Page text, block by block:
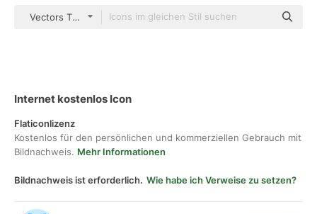
Vectors Tank black outline
Internet kostenlos Icon
Flaticonlizenz
Kostenlos für den persönlichen und kommerziellen Gebrauch mit
Bildnachweis. Mehr Informationen
Bildnachweis ist erforderlich. Wie habe ich Verweise zu setzen?